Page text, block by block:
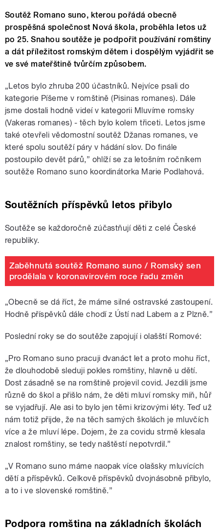
Soutěž Romano suno, kterou pořádá obecně
prospěšná společnost Nová škola, proběhla letos už
po 25. Snahou soutěže je podpořit používání romštiny
a dát příležitost romským dětem i dospělým vyjádřit se
ve své mateřštině tvůrčím způsobem.
„Letos bylo zhruba 200 účastníků. Nejvíce psali do
kategorie Píšeme v romštině (Pisinas romanes). Dále
jsme dostali hodně videí v kategorii Mluvíme romsky
(Vakeras romanes) - těch bylo kolem třiceti. Letos jsme
také otevřeli vědomostní soutěž Džanas romanes, ve
které spolu soutěží páry v hádání slov. Do finále
postoupilo devět párů,” ohlíží se za letošním ročníkem
soutěže Romano suno koordinátorka Marie Podlahová.
Soutěžních příspěvků letos přibylo
Soutěže se každoročně zúčastňují děti z celé České
republiky.
Zaběhnutá soutěž Romano suno / Romský sen
prodělala v koronavirovém roce řadu změn
„Obecně se dá říct, že máme silné ostravské zastoupení.
Hodně příspěvků dále chodí z Ústí nad Labem a z Plzně.”
Poslední roky se do soutěže zapojují i olašští Romové:
„Pro Romano suno pracuji dvanáct let a proto mohu říct,
že dlouhodobě sleduji pokles romštiny, hlavně u dětí.
Dost zásadně se na romštině projevil covid. Jezdili jsme
různě do škol a přišlo nám, že děti mluví romsky míň, hůř
se vyjadřují. Ale asi to bylo jen těmi krizovými léty. Teď už
nám totiž přijde, že na těch samých školách je mluvčích
více a že mluví lépe. Dojem, že za covidu strmě klesala
znalost romštiny, se tedy naštěstí nepotvrdil.”
„V Romano suno máme naopak více olašsky mluvících
dětí a příspěvků. Celkově příspěvků dvojnásobně přibylo,
a to i ve slovenské romštině.”
Podpora romština na základních školách